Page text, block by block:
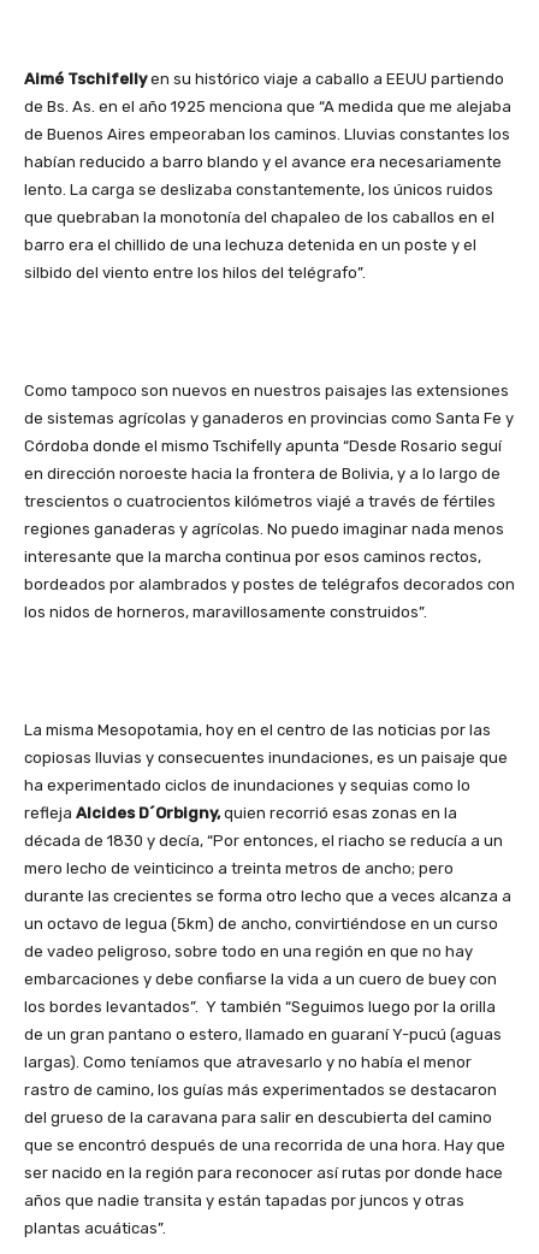
Aimé Tschifellyen su histórico viaje a caballo a EEUU partiendo
de Bs. As. en el año 1925 menciona que “A medida que me alejaba
de Buenos Aires empeoraban los caminos. Lluvias constantes los
habían reducido a barro blando y el avance era necesariamente
lento. La carga se deslizaba constantemente, los únicos ruidos
que quebraban la monotonía del chapaleo de los caballos en el
barro era el chillido de una lechuza detenida en un poste y el
silbido del viento entre los hilos del telégrafo”.
Como tampoco son nuevos en nuestros paisajes las extensiones
de sistemas agrícolas y ganaderos en provincias como Santa Fe y
Córdoba donde el mismo Tschifelly apunta “Desde Rosario seguí
en dirección noroeste hacia la frontera de Bolivia, y a lo largo de
trescientos o cuatrocientos kilómetros viajé a través de fértiles
regiones ganaderas y agrícolas. No puedo imaginar nada menos
interesante que la marcha continua por esos caminos rectos,
bordeados por alambrados y postes de telégrafos decorados con
los nidos de horneros, maravillosamente construidos”.
La misma Mesopotamia, hoy en el centro de las noticias por las
copiosas lluvias y consecuentes inundaciones, es un paisaje que
ha experimentado ciclos de inundaciones y sequias como lo
refleja Alcides D´Orbigny,quien recorrió esas zonas en la
década de 1830 y decía, “Por entonces, el riacho se reducía a un
mero lecho de veinticinco a treinta metros de ancho; pero
durante las crecientes se forma otro lecho que a veces alcanza a
un octavo de legua (5km) de ancho, convirtiéndose en un curso
de vadeo peligroso, sobre todo en una región en que no hay
embarcaciones y debe confiarse la vida a un cuero de buey con
los bordes levantados”. Y también “Seguimos luego por la orilla
de un gran pantano o estero, llamado en guaraní Y-pucú (aguas
largas). Como teníamos que atravesarlo y no había el menor
rastro de camino, los guías más experimentados se destacaron
del grueso de la caravana para salir en descubierta del camino
que se encontró después de una recorrida de una hora. Hay que
ser nacido en la región para reconocer así rutas por donde hace
años que nadie transita y están tapadas por juncos y otras
plantas acuáticas”.